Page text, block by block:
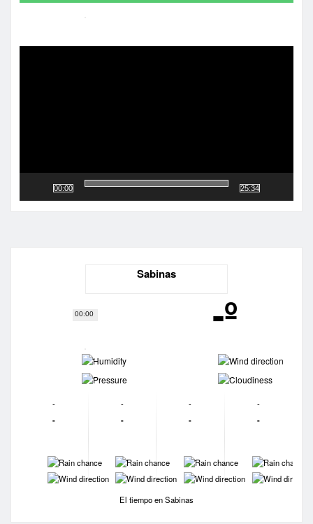
00:00
00:00
25:34
Sabinas
-º
-
-
-
-
-
-
-
-
-
-
-
-
-
-
-
-
-
-
-
-
El tiempo en Sabinas